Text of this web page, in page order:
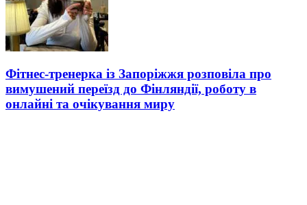
Фітнес-тренерка із Запоріжжя розповіла про
вимушений переїзд до Фінляндії, роботу в
онлайні та очікування миру